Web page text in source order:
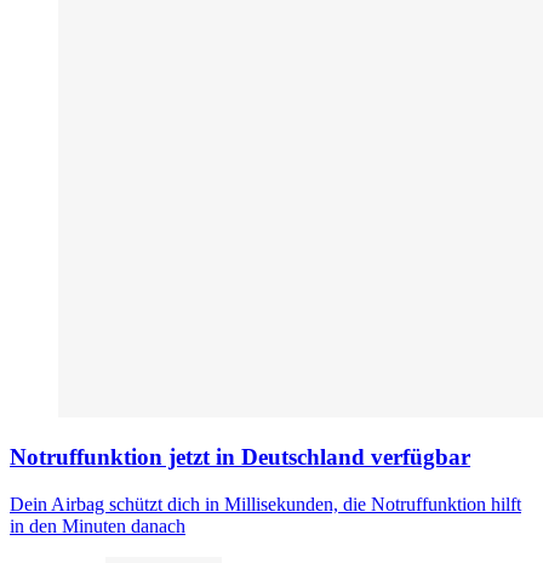
Notruffunktion jetzt in Deutschland verfügbar
Dein Airbag schützt dich in Millisekunden, die Notruffunktion hilft
in den Minuten danach